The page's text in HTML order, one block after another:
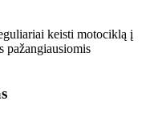
keisti motociklą į
pažangiausiomis